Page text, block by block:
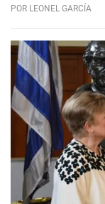
POR LEONEL GARCÍA